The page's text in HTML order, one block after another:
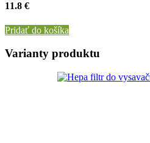
11.8 €
Pridať do košíka
Varianty produktu